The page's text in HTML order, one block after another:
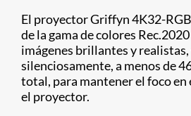
El proyector Griffyn 4K32-
de la gama de colores
imágenes brillantes y
silenciosamente, a menos de
total, para mantener el foco en
el proyector.